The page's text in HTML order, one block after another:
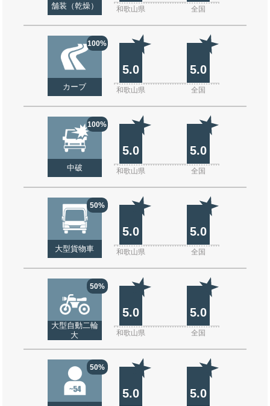
舗装（乾燥） 和歌山県 全国
100%
カーブ
5.0 5.0
和歌山県 全国
100%
中破
5.0 5.0
和歌山県 全国
50%
大型貨物車
5.0 5.0
和歌山県 全国
50%
大型自動二輪
大
5.0 5.0
和歌山県 全国
50%
5.0 5.0